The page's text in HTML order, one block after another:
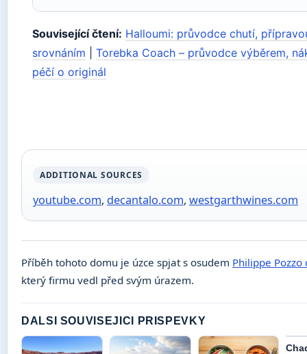
Související čtení: Halloumi: průvodce chutí,
srovnáním
Torebka Coach – průvodce výběrem,
péčí o originál
ADDITIONAL SOURCES
youtube.com, decantalo.com, westgarthwines.com
Příběh tohoto domu je úzce spjat s osudem Philippe Pozzo
který firmu vedl před svým úrazem.
DALSI SOUVISEJICI PRISPEVKY